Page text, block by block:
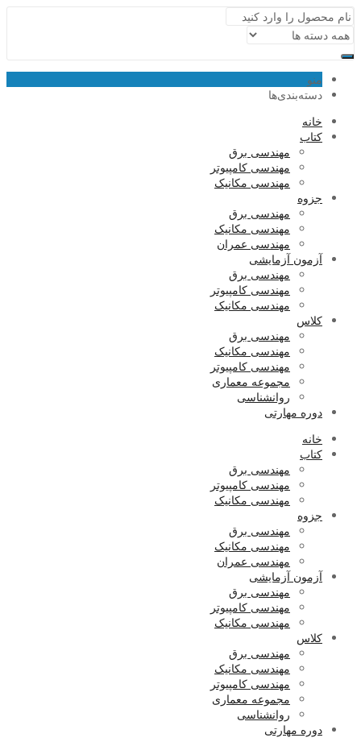
منو
دسته‌بندی‌ها
خانه
کتاب
مهندسی برق
مهندسی کامپیوتر
مهندسی مکانیک
جزوه
مهندسی برق
مهندسی مکانیک
مهندسی عمران
آزمون آزمایشی
مهندسی برق
مهندسی کامپیوتر
مهندسی مکانیک
کلاس
مهندسی برق
مهندسی مکانیک
مهندسی کامپیوتر
مجموعه معماری
روانشناسی
دوره مهارتی
خانه
کتاب
مهندسی برق
مهندسی کامپیوتر
مهندسی مکانیک
جزوه
مهندسی برق
مهندسی مکانیک
مهندسی عمران
آزمون آزمایشی
مهندسی برق
مهندسی کامپیوتر
مهندسی مکانیک
کلاس
مهندسی برق
مهندسی مکانیک
مهندسی کامپیوتر
مجموعه معماری
روانشناسی
دوره مهارتی